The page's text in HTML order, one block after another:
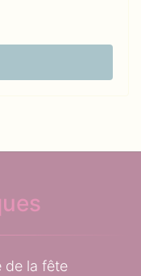
de la fête